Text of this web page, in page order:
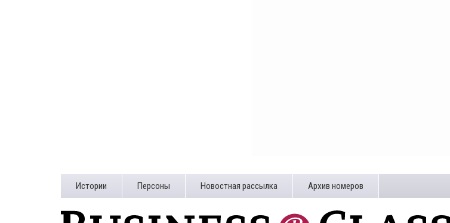
Истории Персоны Новостная рассылка Архив номеров